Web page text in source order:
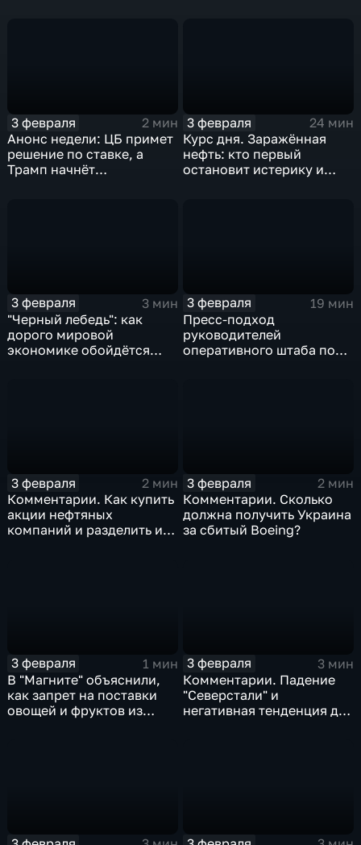
3 февраля
2 мин
Анонс недели: ЦБ примет
решение по ставке, а
Трамп начнёт
3 февраля
24 мин
Курс дня. Заражённая
нефть: кто первый
остановит истерику и
3 февраля
3 мин
"Черный лебедь": как
дорого мировой
экономике обойдётся
3 февраля
19 мин
Пресс-подход
руководителей
оперативного штаба по
3 февраля
2 мин
Комментарии. Как купить
акции нефтяных
компаний и разделить их
3 февраля
2 мин
Комментарии. Сколько
должна получить Украина
за сбитый Boeing?
3 февраля
1 мин
В "Магните" объяснили,
как запрет на поставки
овощей и фруктов из
3 февраля
3 мин
Комментарии. Падение
"Северстали" и
негативная тенденция для